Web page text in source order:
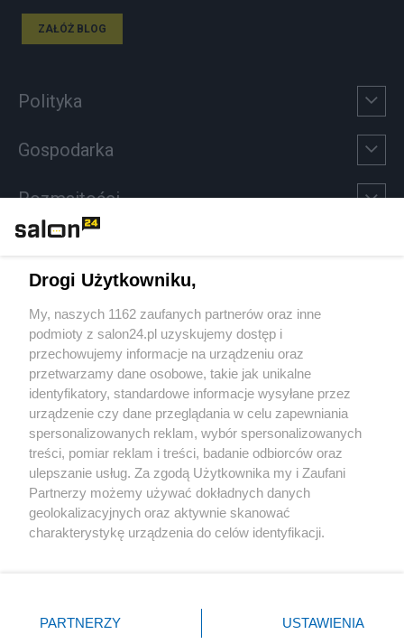
ZAŁÓŻ BLOG
Polityka
Gospodarka
Rozmaitości
Sport
Społeczeństwo
Kultura
X Facebook Instagram Youtube
Drogi Użytkowniku,
My, naszych 1162 zaufanych partnerów oraz inne
podmioty z salon24.pl uzyskujemy dostęp i
przechowujemy informacje na urządzeniu oraz
przetwarzamy dane osobowe, takie jak unikalne
identyfikatory, standardowe informacje wysyłane przez
urządzenie czy dane przeglądania w celu zapewniania
spersonalizowanych reklam, wybór spersonalizowanych
treści, pomiar reklam i treści, badanie odbiorców oraz
ulepszanie usług. Za zgodą Użytkownika my i Zaufani
Partnerzy możemy używać dokładnych danych
geolokalizacyjnych oraz aktywnie skanować
charakterystykę urządzenia do celów identyfikacji.
zmienić/wycofać klikając przycisk ustawień prywatności
znajdujący się w lewym dolnym rogu strony
PARTNERZY USTAWIENIA